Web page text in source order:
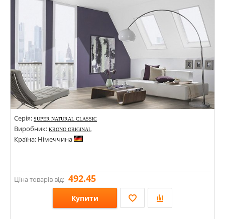
Серія: SUPER NATURAL CLASSIC
Виробник: KRONO ORIGINAL
Країна: Німеччина
Ціна товарів від: 492.45
Купити